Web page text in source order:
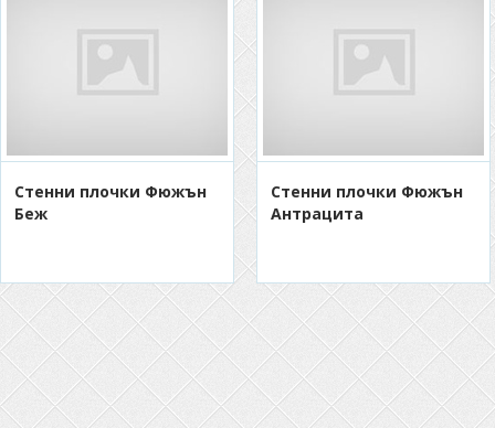
Стенни плочки Фюжън
Беж
Стенни плочки Фюжън
Антрацита